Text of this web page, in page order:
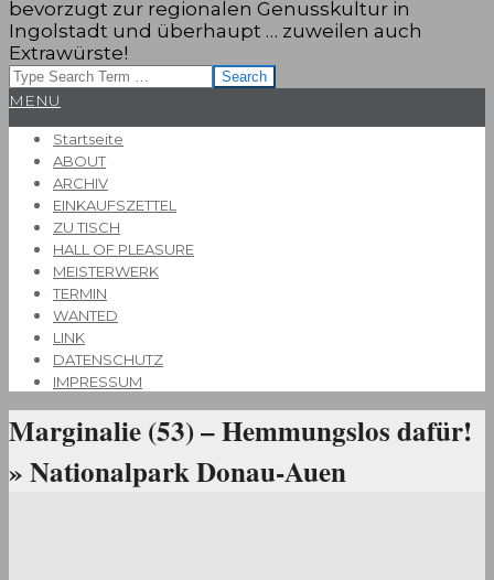
bevorzugt zur regionalen Genusskultur in
Ingolstadt und überhaupt … zuweilen auch
Extrawürste!
Search
Primary
Menu
MENU
Startseite
ABOUT
ARCHIV
EINKAUFSZETTEL
ZU TISCH
HALL OF PLEASURE
MEISTERWERK
TERMIN
WANTED
LINK
DATENSCHUTZ
IMPRESSUM
Marginalie (53) – Hemmungslos dafür!
»Nationalpark Donau-Auen